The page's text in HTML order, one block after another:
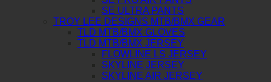
SE ULTRA PANTS
TROY LEE DESIGNS MTB/BMX GEAR
TLD MTB/BMX GLOVES
TLD MTB/BMX JERSEY
FLOWLINE LS JERSEY
SKYLINE JERSEY
SKYLINE AIR JERSEY